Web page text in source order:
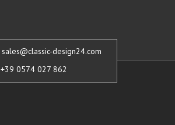
sales@classic-design24.com
+39 0574 027 862